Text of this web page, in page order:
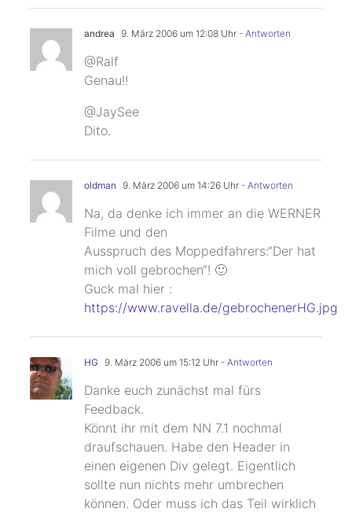
andrea 9. März 2006 um 12:08 Uhr- Antworten
@Ralf
Genau!!
@JaySee
Dito.
oldman 9. März 2006 um 14:26 Uhr- Antworten
Na, da denke ich immer an die WERNER
Filme und den
Ausspruch des Moppedfahrers:“Der hat
mich voll gebrochen“! 🙂
Guck mal hier :
https://www.ravella.de/gebrochenerHG.jpg
HG 9. März 2006 um 15:12 Uhr- Antworten
Danke euch zunächst mal fürs
Feedback.
Könnt ihr mit dem NN 7.1 nochmal
draufschauen. Habe den Header in
einen eigenen Div gelegt. Eigentlich
sollte nun nichts mehr umbrechen
können. Oder muss ich das Teil wirklich